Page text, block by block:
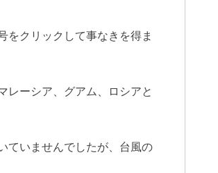
をクリックして事なきを得ま
レーシア、グアム、ロシアと
ていませんでしたが、台風の